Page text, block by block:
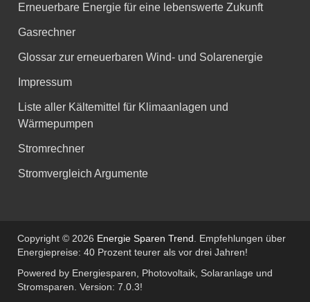
Erneuerbare Energie für eine lebenswerte Zukunft
Gasrechner
Glossar zur erneuerbaren Wind- und Solarenergie
Impressum
Liste aller Kältemittel für Klimaanlagen und
Wärmepumpen
Stromrechner
Stromvergleich Argumente
Copyright © 2026 Energie Sparen Trend. Empfehlungen über
Energiepreise: 40 Prozent teurer als vor drei Jahren!
Powered by Energiesparen, Photovoltaik, Solaranlage und
Stromsparen. Version: 7.0.3!